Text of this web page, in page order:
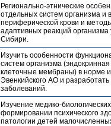
Регионально-этнические
отдельных систем организма и
периферической крови и
адаптивных реакций
Сибири.
Изучить особенности
систем организма
клеточные мембраны) в норме и
Эвенкийского АО и
заболеваний.
Изучение медико-
формировании психического
патологии детей